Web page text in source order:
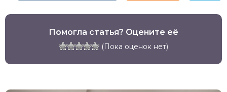
Помогла статья? Оцените её
(Пока оценок нет)